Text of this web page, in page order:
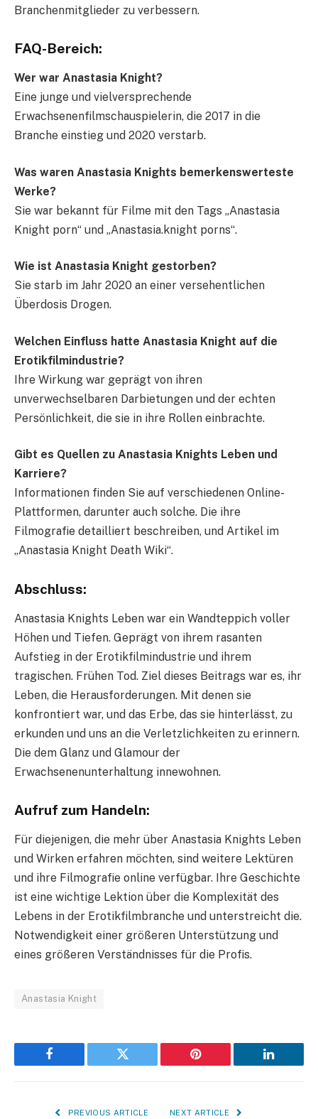
Branchenmitglieder zu verbessern.
FAQ-Bereich:
Wer war Anastasia Knight?
Eine junge und vielversprechende
Erwachsenenfilmschauspielerin, die 2017 in die
Branche einstieg und 2020 verstarb.
Was waren Anastasia Knights bemerkenswerteste
Werke?
Sie war bekannt für Filme mit den Tags „Anastasia
Knight porn“ und „Anastasia.knight porns“.
Wie ist Anastasia Knight gestorben?
Sie starb im Jahr 2020 an einer versehentlichen
Überdosis Drogen.
Welchen Einfluss hatte Anastasia Knight auf die
Erotikfilmindustrie?
Ihre Wirkung war geprägt von ihren
unverwechselbaren Darbietungen und der echten
Persönlichkeit, die sie in ihre Rollen einbrachte.
Gibt es Quellen zu Anastasia Knights Leben und
Karriere?
Informationen finden Sie auf verschiedenen Online-
Plattformen, darunter auch solche. Die ihre
Filmografie detailliert beschreiben, und Artikel im
„Anastasia Knight Death Wiki“.
Abschluss:
Anastasia Knights Leben war ein Wandteppich voller
Höhen und Tiefen. Geprägt von ihrem rasanten
Aufstieg in der Erotikfilmindustrie und ihrem
tragischen. Frühen Tod. Ziel dieses Beitrags war es, ihr
Leben, die Herausforderungen. Mit denen sie
konfrontiert war, und das Erbe, das sie hinterlässt, zu
erkunden und uns an die Verletzlichkeiten zu erinnern.
Die dem Glanz und Glamour der
Erwachsenenunterhaltung innewohnen.
Aufruf zum Handeln:
Für diejenigen, die mehr über Anastasia Knights Leben
und Wirken erfahren möchten, sind weitere Lektüren
und ihre Filmografie online verfügbar. Ihre Geschichte
ist eine wichtige Lektion über die Komplexität des
Lebens in der Erotikfilmbranche und unterstreicht die.
Notwendigkeit einer größeren Unterstützung und
eines größeren Verständnisses für die Profis.
Anastasia Knight
Facebook Twitter Pinterest LinkedIn
PREVIOUS ARTICLE NEXT ARTICLE